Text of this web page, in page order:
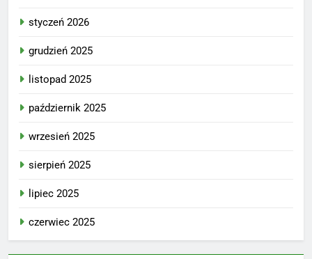
styczeń 2026
grudzień 2025
listopad 2025
październik 2025
wrzesień 2025
sierpień 2025
lipiec 2025
czerwiec 2025